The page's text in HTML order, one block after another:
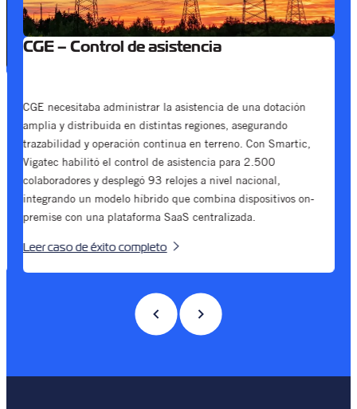
CGE – Control de asistencia
CGE necesitaba administrar la asistencia de una dotación
amplia y distribuida en distintas regiones, asegurando
trazabilidad y operación continua en terreno. Con Smartic,
Vigatec habilitó el control de asistencia para 2.500
colaboradores y desplegó 93 relojes a nivel nacional,
integrando un modelo híbrido que combina dispositivos on-
premise con una plataforma SaaS centralizada.
Leer caso de éxito completo